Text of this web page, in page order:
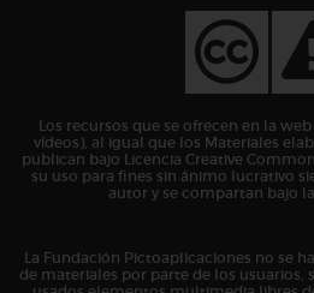
Los recursos que se ofrecen en la
vídeos), al igual que los Materiales
publican bajo Licencia Creative
su uso para fines sin ánimo lucrativo
autor y se compartan bajo
La Fundación Pictoaplicaciones no se
de materiales por parte de los usuarios,